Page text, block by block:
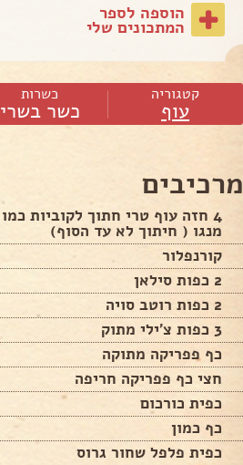
הוספה לספר
המתכונים שלי
קטגוריה
עוף
כשרות
כשר בשרי
מרכיבים
4 חזה עוף טרי חתוך לקוביות כמו
מנגו ( חיתוך לא עד הסוף)
קורנפלור
2 כפות סילאן
2 כפות רוטב סויה
3 כפות צ'ילי מתוק
כף פפריקה מתוקה
חצי כף פפריקה חריפה
כפית כורכום
כף כמון
כפית פלפל שחור גרוס